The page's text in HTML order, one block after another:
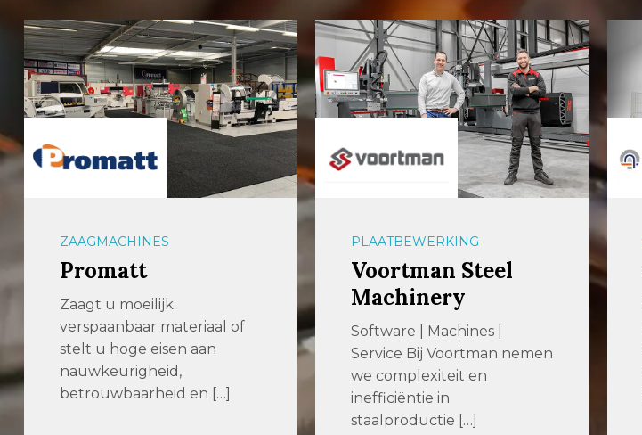
PLAATBEWERKING
Voortman Steel
Machinery
Software | Machines |
Service Bij Voortman nemen
we complexiteit en
inefficiëntie in
OPSLAGSYSTEMEN
aalbers|farina
Efficiënter produceren met
slimmere opslagsystemen
voor plaatwerk en
langgoed Enkele jaren
geleden zochten we […]